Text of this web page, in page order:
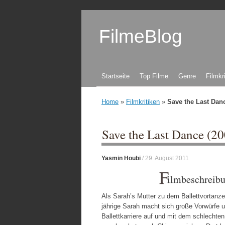
FilmeBlog
Zum Inhalt springen
Startseite Top Filme Genre
Home » Filmkritiken » Save the Last
Save the Last Dance
Yasmin Houbi / 29. August 2011
F
Als Sarah’s Mutter zu dem
jährige Sarah macht sich große Vorwürfe
Ballettkarriere auf und mit dem